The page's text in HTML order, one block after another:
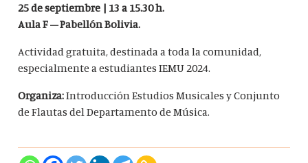
25 de septiembre | 13 a 15.30 h.
Aula F – Pabellón Bolivia.
Actividad gratuita, destinada a toda la comunidad,
especialmente a estudiantes IEMU 2024.
Organiza:Introducción Estudios Musicales y Conjunto
de Flautas del Departamento de Música.